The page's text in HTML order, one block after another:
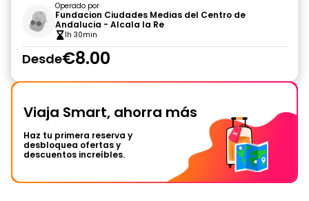
Operado por
Fundacion Ciudades Medias del Centro de
Andalucia - Alcala la Re
1h 30min
Desde€8.00
Viaja Smart, ahorra más
Haz tu primera reserva y
desbloquea ofertas y
descuentos increíbles.